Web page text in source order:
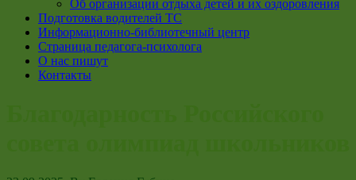
Об организации отдыха детей и их оздоровления
Подготовка водителей ТС
Информационно-библиотечный центр
Страница педагога-психолога
О нас пишут
Контакты